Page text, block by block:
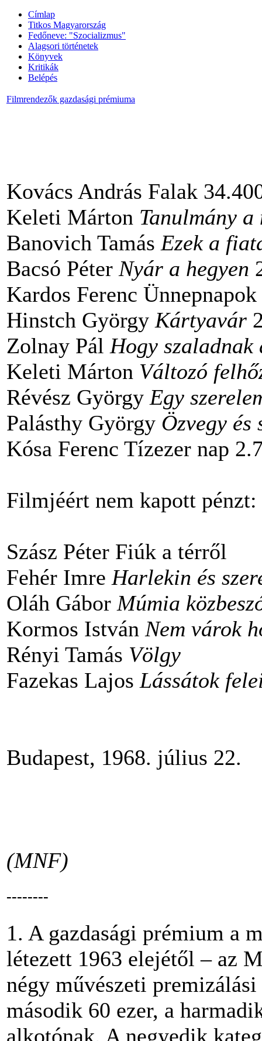
Címlap
Titkos Magyarország
Fedőneve: "Szocializmus"
Alagsori történetek
Könyvek
Kritikák
Belépés
Filmrendezők gazdasági prémiuma
Kovács András Falak
Keleti Márton Tanulmány
Banovich Tamás Ezek a
Bacsó Péter Nyár a hegyen
Kardos Ferenc
Hinstch György Kártyavár
Zolnay Pál Hogy szaladnak
Keleti Márton Változó
Révész György Egy
Palásthy György Özvegy és
Kósa Ferenc Tízezer nap
Filmjéért nem kapott pénzt:
Szász Péter Fiúk a térről
Fehér Imre Harlekin és
Oláh Gábor Múmia
Kormos István Nem várok
Rényi Tamás Völgy
Fazekas Lajos Lássátok
Budapest, 1968.
(MNF)
--------
1. A gazdasági prémium a
létezett 1963 elejétől – az
négy művészeti
második 60 ezer, a
alkotónak. A negyedik